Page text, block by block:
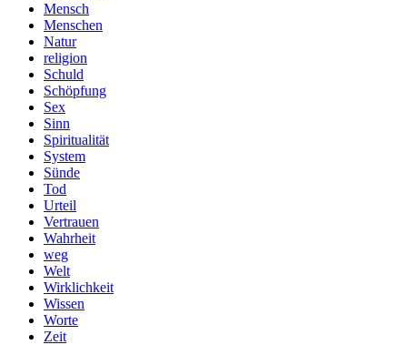
Mensch
Menschen
Natur
religion
Schuld
Schöpfung
Sex
Sinn
Spiritualität
System
Sünde
Tod
Urteil
Vertrauen
Wahrheit
weg
Welt
Wirklichkeit
Wissen
Worte
Zeit